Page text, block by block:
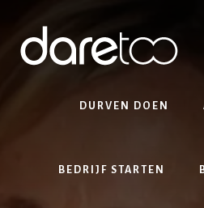
content
footer
DURVEN DOEN
BEDRIJF STARTEN